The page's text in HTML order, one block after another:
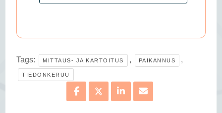
Tags: MITTAUS- JA KARTOITUS , PAIKANNUS ,
TIEDONKERUU